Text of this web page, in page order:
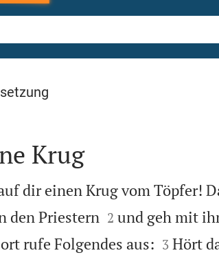
Krug
dir einen Krug vom Töpfer!
den Priestern
2 und geh mit
rufe Folgendes aus:
3 Hört